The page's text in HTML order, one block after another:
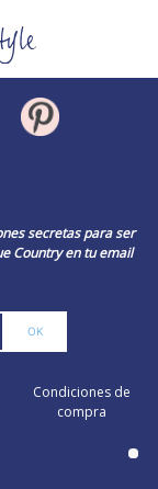
secretas para ser
Country en tu email
Condiciones de
compra